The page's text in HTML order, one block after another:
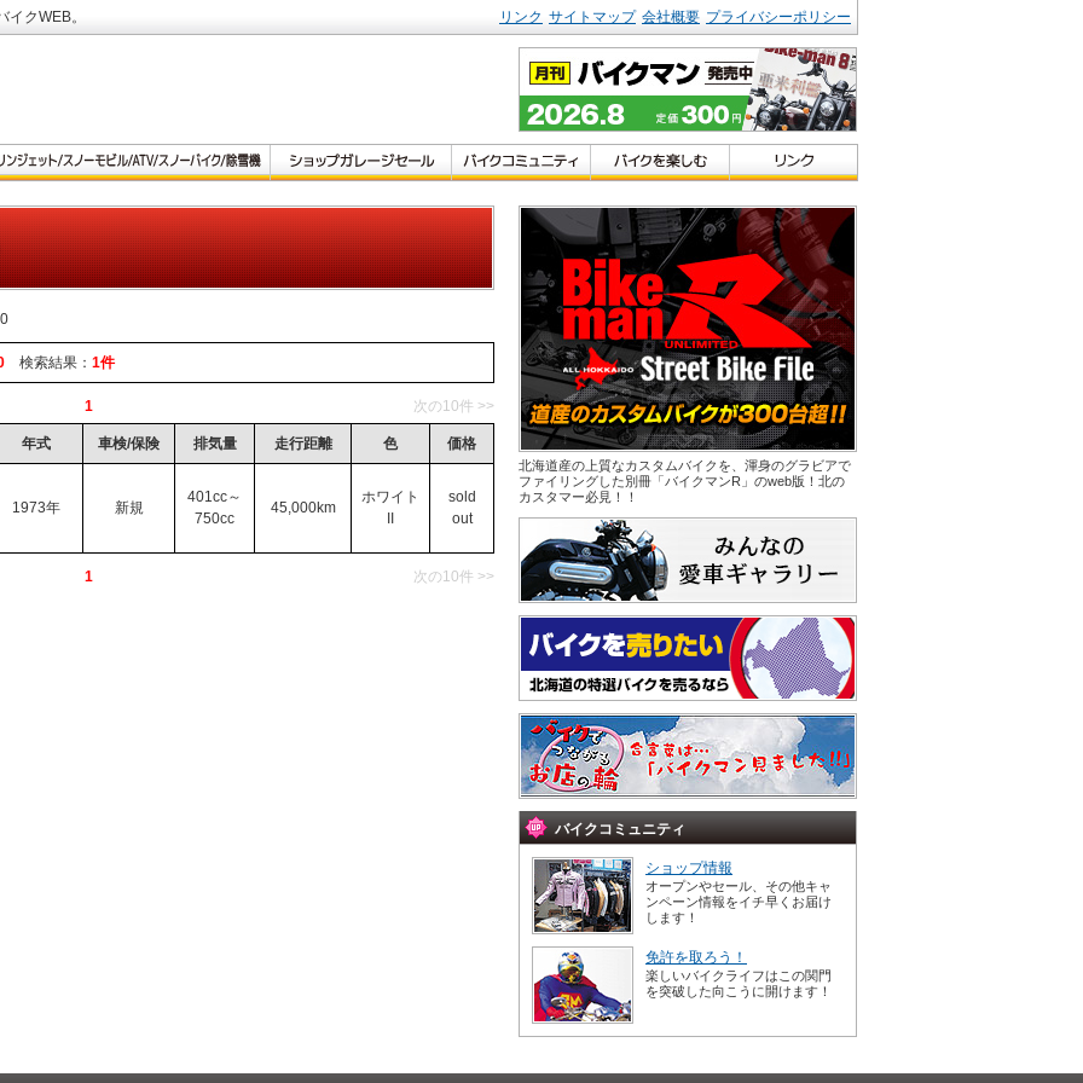
クWEB。 リンク サイトマップ 会社概要 プライバシーポリシー
検索結果： 1件
1 次の10件 >>
年式 車検/保険 排気量 走行距離 色 価格
1973年 新規
401cc～
750cc
45,000km
ホワイト
sold
out
1 次の10件 >>
北海道産の上質なカスタムバイクを、渾身のグラビアで
ファイリングした別冊「バイクマンR」のweb版！北の
カスタマー必見！！
バイクコミュニティ
ショップ情報
オープンやセール、その他キャ
ンペーン情報をイチ早くお届け
します！
免許を取ろう！
楽しいバイクライフはこの関門
を突破した向こうに開けます！